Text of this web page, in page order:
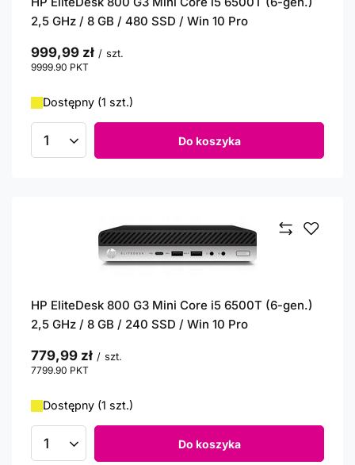
2,5 GHz / 8 GB / 480 SSD / Win 10 Pro
999,99 zł / szt.
9999.90 PKT
Dostępny (1 szt.)
Ilość produktów Do koszyka
HP EliteDesk 800 G3 Mini Core i5 6500T (6-gen.)
2,5 GHz / 8 GB / 240 SSD / Win 10 Pro
779,99 zł / szt.
7799.90 PKT
Dostępny (1 szt.)
Ilość produktów Do koszyka